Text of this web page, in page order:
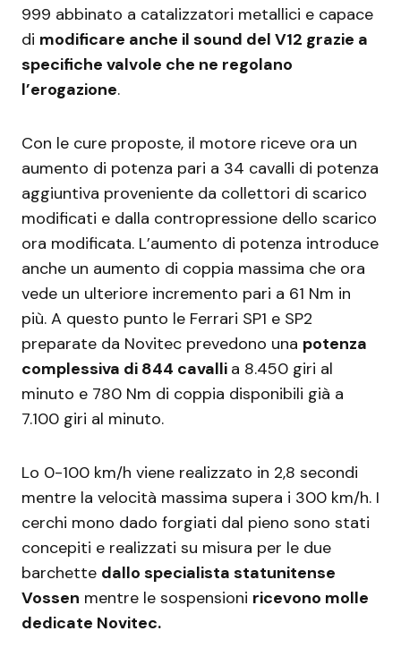
999 abbinato a catalizzatori metallici e capace
di modificare anche il sound del V12 grazie a
specifiche valvole che ne regolano
l’erogazione.
Con le cure proposte, il motore riceve ora un
aumento di potenza pari a 34 cavalli di potenza
aggiuntiva proveniente da collettori di scarico
modificati e dalla contropressione dello scarico
ora modificata. L’aumento di potenza introduce
anche un aumento di coppia massima che ora
vede un ulteriore incremento pari a 61 Nm in
più. A questo punto le Ferrari SP1 e SP2
preparate da Novitec prevedono una potenza
complessiva di 844 cavalli a 8.450 giri al
minuto e 780 Nm di coppia disponibili già a
7.100 giri al minuto.
Lo 0-100 km/h viene realizzato in 2,8 secondi
mentre la velocità massima supera i 300 km/h. I
cerchi mono dado forgiati dal pieno sono stati
concepiti e realizzati su misura per le due
barchette dallo specialista statunitense
Vossen mentre le sospensioni ricevono molle
dedicate Novitec.